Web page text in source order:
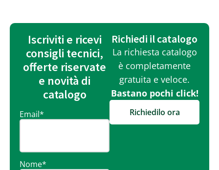
Iscriviti e ricevi
consigli tecnici,
offerte riservate
e novità di
catalogo
Email*
Nome*
Richiedi il catalogo
La richiesta catalogo
è completamente
gratuita e veloce.
Bastano pochi click!
Richiedilo ora